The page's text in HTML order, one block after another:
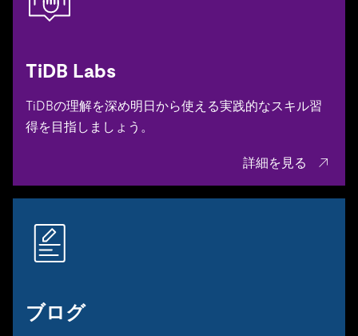
TiDB Labs
TiDBの理解を深め明日から使える実践的なスキル習
得を目指しましょう。
詳細を見る
ブログ